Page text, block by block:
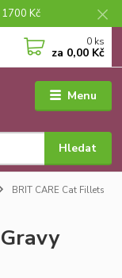
Kč
Menu
Hledat
0 ks
za 0,00 Kč
BRIT CARE Cat Fillets